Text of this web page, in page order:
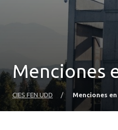
Menciones
CIES FEN UDD / Menciones